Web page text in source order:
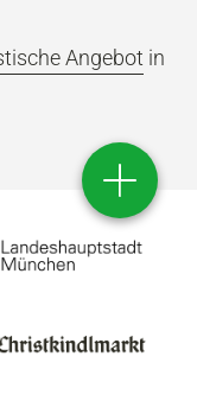
Angebot in